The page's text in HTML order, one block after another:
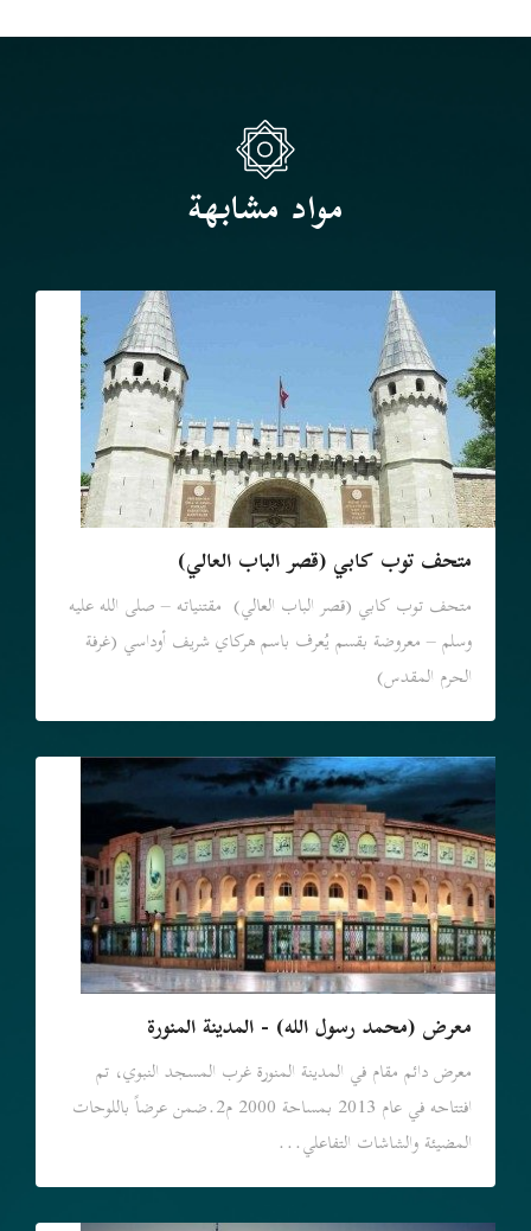
مواد مشابهة
متحف توب كابي (قصر الباب العالي)
متحف توب كابي (قصر الباب العالي) مقتنياته – صلى الله عليه
وسلم – معروضة بقسم يُعرف باسم هركاي شريف أوداسي (غرفة
الحرم المقدس)
معرض (محمد رسول الله) - المدينة المنورة
معرض دائم مقام في المدينة المنورة غرب المسجد النبوي، تم
افتتاحه في عام 2013 بمساحة 2000 م2.ضمن عرضاً باللوحات
المضيئة والشاشات التفاعلي...